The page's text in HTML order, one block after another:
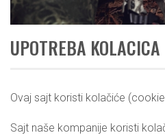
UPOTREBA KOLACICA
Ovaj sajt koristi kolačiće
Sajt naše kompanije koristi